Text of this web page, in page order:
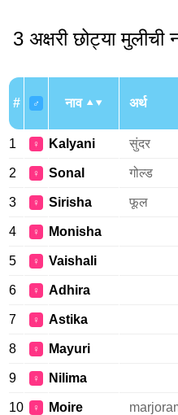
3 अक्षरी छोट्या मुलीची
# ♂ नाव अर्थ
1 ♀ Kalyani सुंदर
2 ♀ Sonal गोल्ड
3 ♀ Sirisha फूल
4 ♀ Monisha
5 ♀ Vaishali
6 ♀ Adhira
7 ♀ Astika
8 ♀ Mayuri
9 ♀ Nilima
10 ♀ Moire